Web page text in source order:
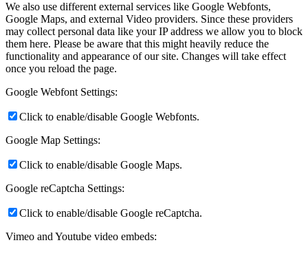
We also use different external services like Google Webfonts,
Google Maps, and external Video providers. Since these providers
may collect personal data like your IP address we allow you to block
them here. Please be aware that this might heavily reduce the
functionality and appearance of our site. Changes will take effect
once you reload the page.
Google Webfont Settings:
Click to enable/disable Google Webfonts.
Google Map Settings:
Click to enable/disable Google Maps.
Google reCaptcha Settings:
Click to enable/disable Google reCaptcha.
Vimeo and Youtube video embeds: